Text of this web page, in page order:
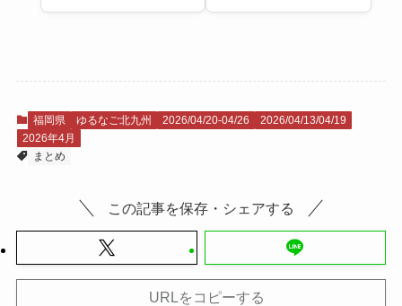
福岡県 ゆるなご北九州 2026/04/20-04/26
2026/04/13/04/19
2026年4月
まとめ
この記事を保存・シェアする
URLをコピーする